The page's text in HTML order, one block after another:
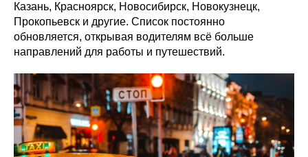
Казань, Красноярск, Новосибирск, Новокузнецк,
Прокопьевск и другие. Список постоянно
обновляется, открывая водителям всё больше
направлений для работы и путешествий.